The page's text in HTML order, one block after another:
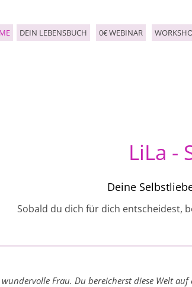
LiLa -
Deine
Sobald du dich für dich entscheidest,
DEIN LEBENSBUCH 0€ WEBINAR
Frau. Du bereicherst diese Welt